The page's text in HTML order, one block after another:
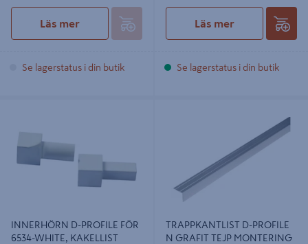
Läs mer
Se lagerstatus i din butik
Läs mer
Se lagerstatus i din butik
INNERHÖRN D-PROFILE FÖR
6534-WHITE, KAKELLIST
GRAFIT TEJP MONTERING 90CM
TRAPPKANTLIST D-PROFILE
N GRAFIT TEJP MONTERING